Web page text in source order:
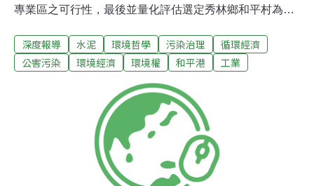
專業區之可行性，最後並量化評估選定秀林鄉和平村為最
省政府、省政府函花蓮縣政府，謂和平地區已編定為水泥
專業區工業用地，並公告停止所有權之轉移，開始徵收和
東移政策引發的下一個議題，即如何「東泥西運」。民國
82經濟部完成《民營事業投資開發工業區內工業專用港輔
及管理辦法》，為和平水泥工業區內的唯一的開發單位-台
灣水泥公司-提供低利優惠貸款，其中七成由開發基金與交
通銀行提供，為台泥提供建港經費來源。民國83年3月，
和平工業區專用港環境影響評估審查有條件通過，審查結
深度報導 水泥 環境哲學 污染治理
循環經濟
公害污染
環境經濟 環境權 和平港 工業